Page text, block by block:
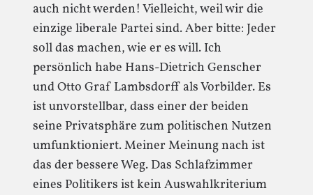
auch nicht werden! Vielleicht, weil wir die
einzige liberale Partei sind. Aber bitte: Jeder
soll das machen, wie er es will. Ich
persönlich habe Hans-Dietrich Genscher
und Otto Graf Lambsdorff als Vorbilder. Es
ist unvorstellbar, dass einer der beiden
seine Privatsphäre zum politischen Nutzen
umfunktioniert. Meiner Meinung nach ist
das der bessere Weg. Das Schlafzimmer
eines Politikers ist kein Auswahlkriterium